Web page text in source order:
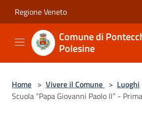
Regione Veneto
Comune di
Polesine
Home > Vivere il Comune > Luoghi
Scuola “Papa Giovanni Paolo II” -